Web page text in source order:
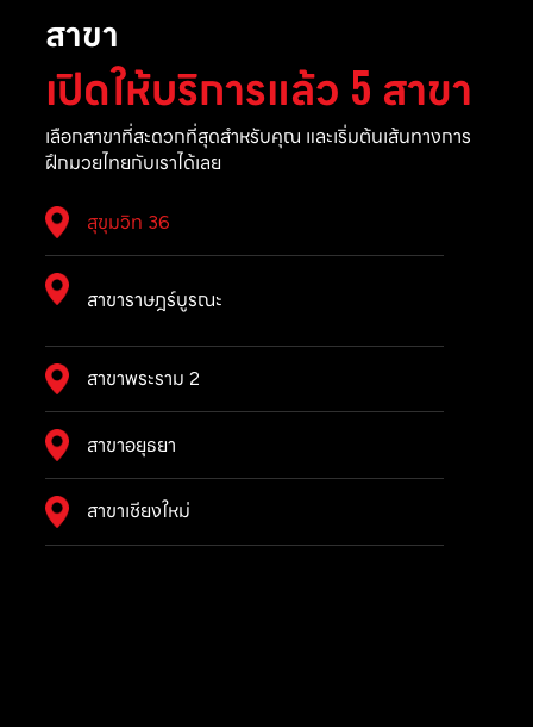
สาขา
เปิดให้บริการแล้ว 5 สาขา
เลือกสาขาที่สะดวกที่สุดสำหรับคุณ และเริ่มต้นเส้นทางการ
ฝึกมวยไทยกับเราได้เลย
สุขุมวิท 36
สาขาราษฎร์บูรณะ
สาขาพระราม 2
สาขาอยุธยา
สาขาเชียงใหม่